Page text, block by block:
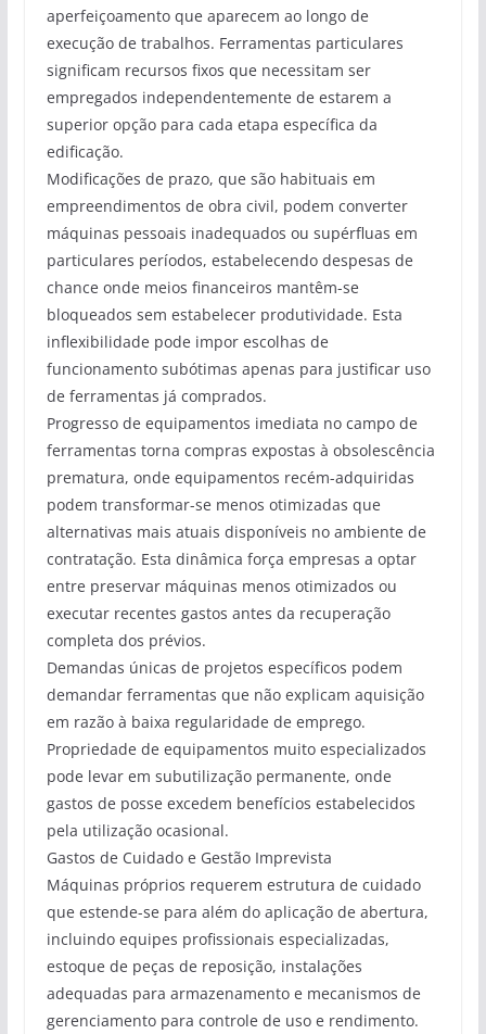
aperfeiçoamento que aparecem ao longo de
execução de trabalhos. Ferramentas particulares
significam recursos fixos que necessitam ser
empregados independentemente de estarem a
superior opção para cada etapa específica da
edificação.
Modificações de prazo, que são habituais em
empreendimentos de obra civil, podem converter
máquinas pessoais inadequados ou supérfluas em
particulares períodos, estabelecendo despesas de
chance onde meios financeiros mantêm-se
bloqueados sem estabelecer produtividade. Esta
inflexibilidade pode impor escolhas de
funcionamento subótimas apenas para justificar uso
de ferramentas já comprados.
Progresso de equipamentos imediata no campo de
ferramentas torna compras expostas à obsolescência
prematura, onde equipamentos recém-adquiridas
podem transformar-se menos otimizadas que
alternativas mais atuais disponíveis no ambiente de
contratação. Esta dinâmica força empresas a optar
entre preservar máquinas menos otimizados ou
executar recentes gastos antes da recuperação
completa dos prévios.
Demandas únicas de projetos específicos podem
demandar ferramentas que não explicam aquisição
em razão à baixa regularidade de emprego.
Propriedade de equipamentos muito especializados
pode levar em subutilização permanente, onde
gastos de posse excedem benefícios estabelecidos
pela utilização ocasional.
Gastos de Cuidado e Gestão Imprevista
Máquinas próprios requerem estrutura de cuidado
que estende-se para além do aplicação de abertura,
incluindo equipes profissionais especializadas,
estoque de peças de reposição, instalações
adequadas para armazenamento e mecanismos de
gerenciamento para controle de uso e rendimento.